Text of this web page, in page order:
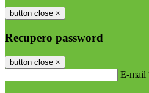
button close ×
Recupero password
button close ×
E-mail